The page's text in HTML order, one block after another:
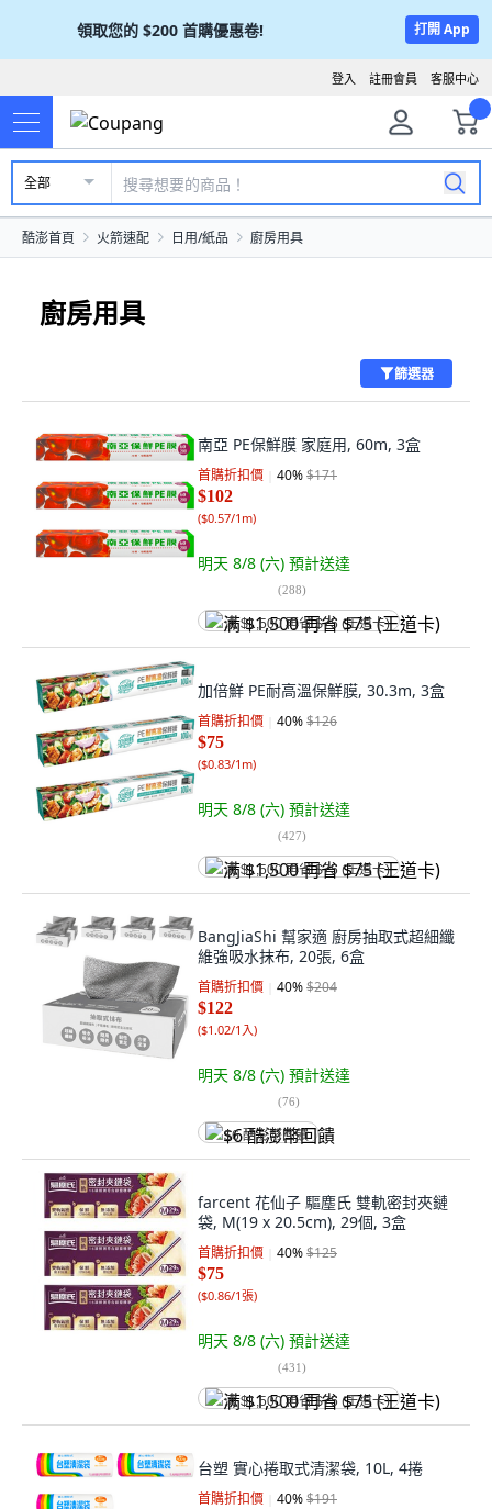
領取您的 $200 首購優惠卷! 打開 App
客服中心
註冊會員
登入
全部
酷澎首頁 火箭速配 日用/紙品 廚房用具
廚房用具
篩選器
南亞 PE保鮮膜 家庭用, 60m, 3盒
首購折扣價 40%$171
$102
($0.57/1m)
明天 8/8 (六) 預計送達
(288)
满 $1,500 再省 $75 (王道卡)
加倍鮮 PE耐高溫保鮮膜, 30.3m, 3盒
首購折扣價 40%$126
$75
($0.83/1m)
明天 8/8 (六) 預計送達
(427)
满 $1,500 再省 $75 (王道卡)
BangJiaShi 幫家適 廚房抽取式超細纖
維強吸水抹布, 20張, 6盒
首購折扣價 40%$204
$122
($1.02/1入)
明天 8/8 (六) 預計送達
(76)
$6 酷澎幣回饋
farcent 花仙子 驅塵氏 雙軌密封夾鏈
袋, M(19 x 20.5cm), 29個, 3盒
首購折扣價 40%$125
$75
($0.86/1張)
明天 8/8 (六) 預計送達
(431)
满 $1,500 再省 $75 (王道卡)
台塑 實心捲取式清潔袋, 10L, 4捲
首購折扣價 40%$191